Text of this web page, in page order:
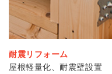
耐震リフォーム
屋根軽量化、耐震壁設置